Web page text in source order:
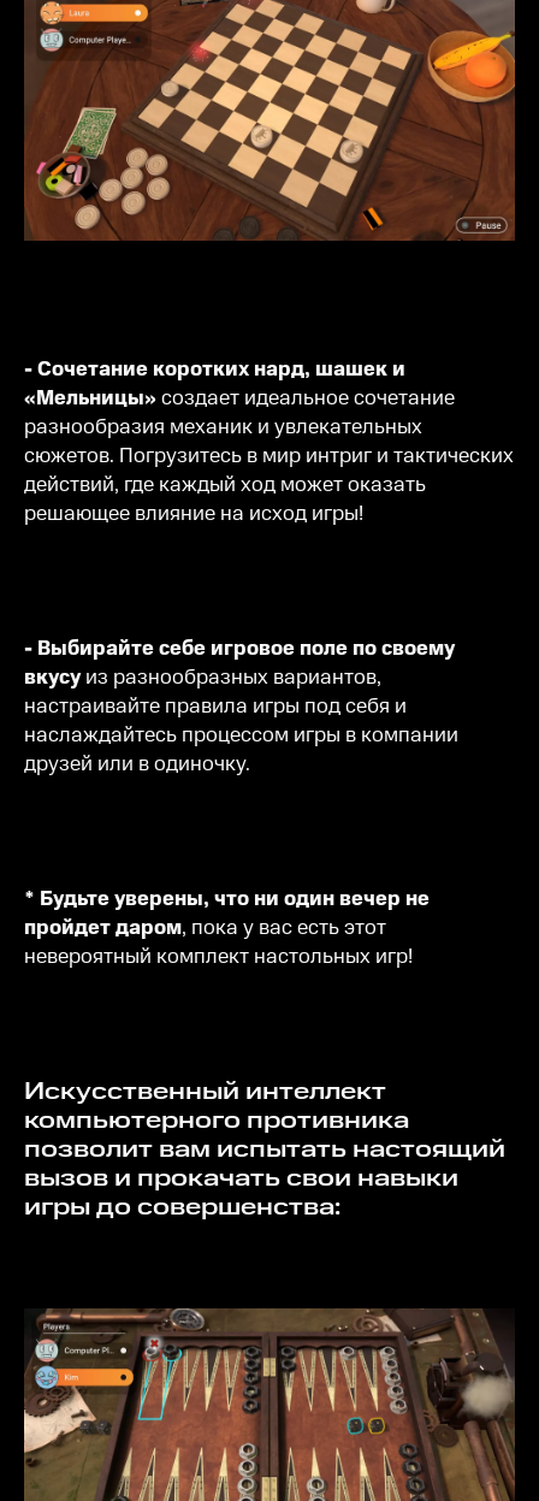
- Сочетание коротких нард, шашек и
«Мельницы» создает идеальное сочетание
разнообразия механик и увлекательных
сюжетов. Погрузитесь в мир интриг и тактических
действий, где каждый ход может оказать
решающее влияние на исход игры!
- Выбирайте себе игровое поле по своему
вкусуиз разнообразных вариантов,
настраивайте правила игры под себя и
наслаждайтесь процессом игры в компании
друзей или в одиночку.
* Будьте уверены, что ни один вечер не
пройдет даром, пока у вас есть этот
невероятный комплект настольных игр!
Искусственный интеллект
компьютерного противника
позволит вам испытать настоящий
вызов и прокачать свои навыки
игры до совершенства: